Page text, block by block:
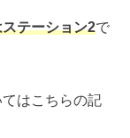
テーション2で
はこちらの記